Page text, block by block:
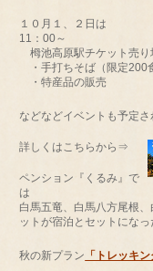
１０月１、２日は
11：00～
栂池高原駅チケット売り
・手打ちそば（限定200
・特産品の販売
などなどイベントも予定
詳しくはこちらから⇒
ペンション『くるみ』で
は
白馬五竜、白馬八方尾根
ットが宿泊とセットになっ
秋の新プラン 「トレッキ